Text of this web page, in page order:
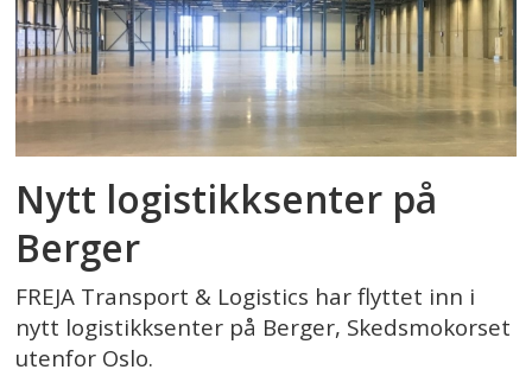
Nytt logistikksenter på
Berger
FREJA Transport & Logistics har flyttet inn i
nytt logistikksenter på Berger, Skedsmokorset
utenfor Oslo.